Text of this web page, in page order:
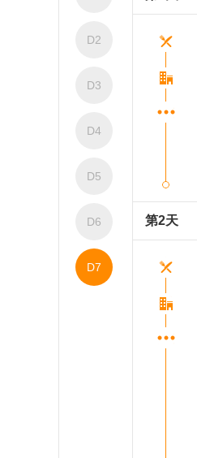
D2
D3
D4
D5
D6
D7
第2天